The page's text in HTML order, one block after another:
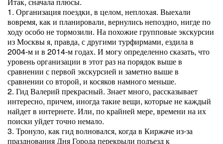
1. Организация поездки, в целом, неплохая. Выехали
вовремя, как и планировали, вернулись непоздно, нигде по
ходу особо не тормозили. На похожие групповые экскурсии
из Москвы я, правда, с другими турфирмами, ездила в
2004-м и в 2014-м годах. И могу определенно сказать, что
уровень организации в этот раз на порядок выше в
сравнении с первой экскурсией и заметно выше в
сравнении со второй, и косяков намного меньше.
2. Гид Валерий прекрасный. Знает много, рассказывает
интересно, причем, иногда такие вещи, которые не каждый
найдет в интернете. Или, по крайней мере, времени на их
поиски уйдет точно немало.
3. Тронуло, как гид волновался, когда в Киржаче из-за
празднования Дня Города перекрыли подъезд к